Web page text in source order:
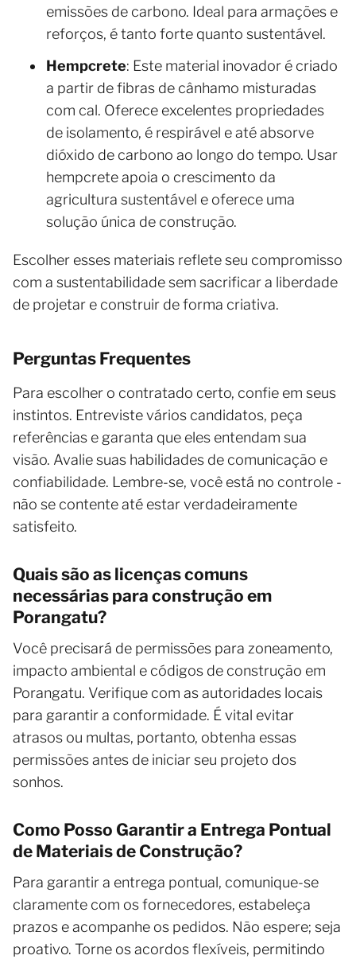
emissões de carbono. Ideal para armações e
reforços, é tanto forte quanto sustentável.
Hempcrete: Este material inovador é criado
a partir de fibras de cânhamo misturadas
com cal. Oferece excelentes propriedades
de isolamento, é respirável e até absorve
dióxido de carbono ao longo do tempo. Usar
hempcrete apoia o crescimento da
agricultura sustentável e oferece uma
solução única de construção.
Escolher esses materiais reflete seu compromisso
com a sustentabilidade sem sacrificar a liberdade
de projetar e construir de forma criativa.
Perguntas Frequentes
Para escolher o contratado certo, confie em seus
instintos. Entreviste vários candidatos, peça
referências e garanta que eles entendam sua
visão. Avalie suas habilidades de comunicação e
confiabilidade. Lembre-se, você está no controle -
não se contente até estar verdadeiramente
satisfeito.
Quais são as licenças comuns
necessárias para construção em
Porangatu?
Você precisará de permissões para zoneamento,
impacto ambiental e códigos de construção em
Porangatu. Verifique com as autoridades locais
para garantir a conformidade. É vital evitar
atrasos ou multas, portanto, obtenha essas
permissões antes de iniciar seu projeto dos
sonhos.
Como Posso Garantir a Entrega Pontual
de Materiais de Construção?
Para garantir a entrega pontual, comunique-se
claramente com os fornecedores, estabeleça
prazos e acompanhe os pedidos. Não espere; seja
proativo. Torne os acordos flexíveis, permitindo